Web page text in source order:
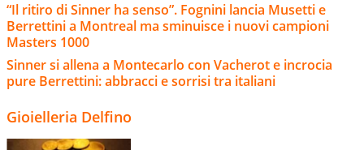
“Il ritiro di Sinner ha senso”. Fognini lancia Musetti e
Berrettini a Montreal ma sminuisce i nuovi campioni
Masters 1000
Sinner si allena a Montecarlo con Vacherot e incrocia
pure Berrettini: abbracci e sorrisi tra italiani
Gioielleria Delfino